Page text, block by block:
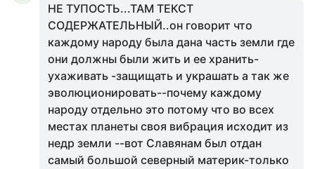
НЕ ТУПОСТЬ...ТАМ ТЕКСТ
СОДЕРЖАТЕЛЬНЫЙ..он говорит что
каждому народу была дана часть земли где
они должны были жить и ее хранить-
ухаживать -защищать и украшать а так же
эволюционировать--почему каждому
народу отдельно это потому что во всех
местах планеты своя вибрация исходит из
недр земли --вот Славянам был отдан
самый большой северный материк-только